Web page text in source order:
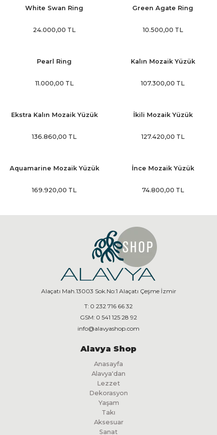
White Swan Ring
24.000,00 TL
Green Agate Ring
10.500,00 TL
Pearl Ring
11.000,00 TL
Kalın Mozaik Yüzük
107.300,00 TL
Ekstra Kalın Mozaik Yüzük
136.860,00 TL
İkili Mozaik Yüzük
127.420,00 TL
Aquamarine Mozaik Yüzük
169.920,00 TL
İnce Mozaik Yüzük
74.800,00 TL
Alaçatı Mah.13003 Sok.No:1 Alaçatı Çeşme İzmir
T: 0 232 716 66 32
GSM: 0 541 125 28 92
info@alavyashop.com
Alavya Shop
Anasayfa
Alavya'dan
Lezzet
Dekorasyon
Yaşam
Takı
Aksesuar
Sanat